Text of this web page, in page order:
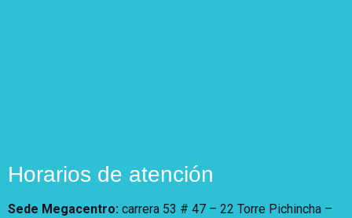
Horarios de atención
Sede Megacentro: carrera 53 # 47 – 22 Torre Pichincha –